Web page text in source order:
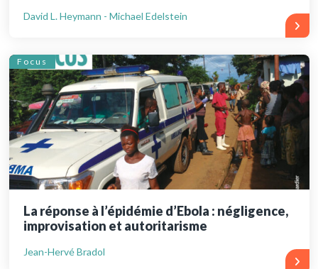
David L. Heymann - Michael Edelstein
Focus
La réponse à l’épidémie d’Ebola : négligence,
improvisation et autoritarisme
Jean-Hervé Bradol